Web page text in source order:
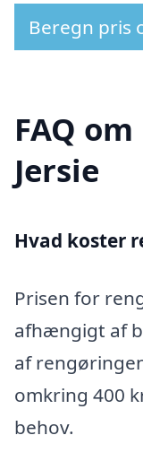
Beregn pris
FAQ
Jersie
Hvad koster
Prisen for
afhængigt af
af
omkring 400
behov.